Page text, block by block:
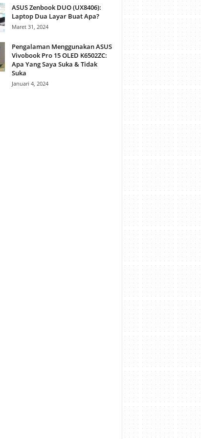
ASUS Zenbook DUO (UX8406):
Laptop Dua Layar Buat Apa?
Maret 31, 2024
Pengalaman Menggunakan ASUS
Vivobook Pro 15 OLED K6502ZC:
Apa Yang Saya Suka & Tidak
Suka
Januari 4, 2024